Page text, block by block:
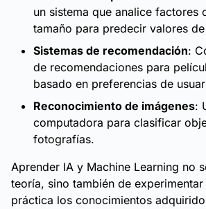
un sistema que analice factores
tamaño para predecir valores
Sistemas de recomendación:
de recomendaciones para
basado en preferencias de
Reconocimiento de imágenes:
computadora para clasificar
fotografías.
Aprender IA y Machine Learning no
teoría, sino también de
práctica los conocimientos